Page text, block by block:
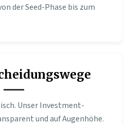
der Seed-Phase bis zum
Unser Investment-
und auf Augenhöhe.